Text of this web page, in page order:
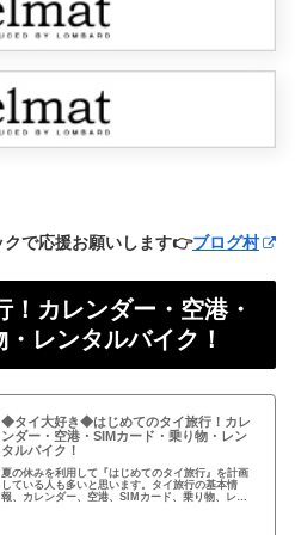
クで応援お願いします👉ブログ村
！カレンダー・空港・
レンタルバイク！
◆タイ大好き◆はじめてのタイ旅行！カレ
ンダー・空港・SIMカード・乗り物・レン
タルバイク！
夏の休みを利用して『はじめてのタイ旅行』を計画
している人も多いと思います。タイ旅行の基本情
報、カレンダー、空港、SIMカード、乗り物、レン